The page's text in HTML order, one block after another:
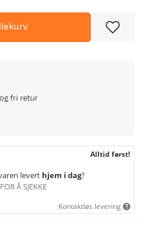
fri retur
Alltid først!
levert hjem i dag?
Å SJEKKE
Kontaktløs levering